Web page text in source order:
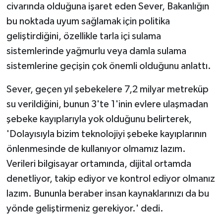
civarında olduğuna işaret eden Sever, Bakanlığın
bu noktada uyum sağlamak için politika
geliştirdiğini, özellikle tarla içi sulama
sistemlerinde yağmurlu veya damla sulama
sistemlerine geçişin çok önemli olduğunu anlattı.
Sever, geçen yıl şebekelere 7,2 milyar metreküp
su verildiğini, bunun 3'te 1'inin evlere ulaşmadan
şebeke kayıplarıyla yok olduğunu belirterek,
'Dolayısıyla bizim teknolojiyi şebeke kayıplarının
önlenmesinde de kullanıyor olmamız lazım.
Verileri bilgisayar ortamında, dijital ortamda
denetliyor, takip ediyor ve kontrol ediyor olmanız
lazım. Bununla beraber insan kaynaklarınızı da bu
yönde geliştirmeniz gerekiyor.' dedi.